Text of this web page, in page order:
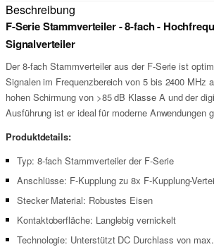
Beschreibung
F-Serie Stammverteiler - 8-fach -
Signalverteiler
Der 8-fach Stammverteiler aus der F-Serie ist
Signalen im Frequenzbereich von 5 bis 2400 MHz
hohen Schirmung von >85 dB Klasse A und der
Ausführung ist er ideal für moderne Anwendungen
Produktdetails:
Typ: 8-fach Stammverteiler der F-Serie
Anschlüsse: F-Kupplung zu 8x F-Kupplung-
Stecker Material: Robustes Eisen
Kontaktoberfläche: Langlebig vernickelt
Technologie: Unterstützt DC Durchlass von